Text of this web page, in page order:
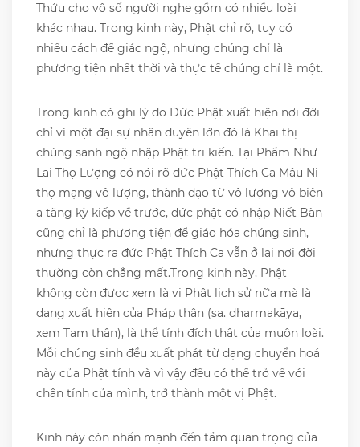
Thứu cho vô số người nghe gồm có nhiều loài
khác nhau. Trong kinh này, Phật chỉ rõ, tuy có
nhiều cách để giác ngộ, nhưng chúng chỉ là
phương tiện nhất thời và thực tế chúng chỉ là một.
Trong kinh có ghi lý do Đức Phật xuất hiện nơi đời
chỉ vì một đại sự nhân duyên lớn đó là Khai thị
chúng sanh ngộ nhập Phật tri kiến. Tại Phẩm Như
Lai Thọ Lượng có nói rõ đức Phật Thích Ca Mâu Ni
thọ mạng vô lượng, thành đạo từ vô lượng vô biên
a tăng kỳ kiếp về trước, đức phật có nhập Niết Bàn
cũng chỉ là phương tiện để giáo hóa chúng sinh,
nhưng thực ra đức Phật Thích Ca vẫn ở lai nơi đời
thường còn chẳng mất.Trong kinh này, Phật
không còn được xem là vị Phật lịch sử nữa mà là
dạng xuất hiện của Pháp thân (sa. dharmakāya,
xem Tam thân), là thể tính đích thật của muôn loài.
Mỗi chúng sinh đều xuất phát từ dạng chuyển hoá
này của Phật tính và vì vậy đều có thể trở về với
chân tính của mình, trở thành một vị Phật.
Kinh này còn nhấn mạnh đến tầm quan trọng của